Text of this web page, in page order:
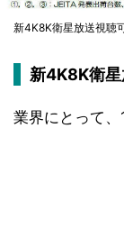
新4K8K衛星放送視聴
新4K8K衛星
業界にとって、